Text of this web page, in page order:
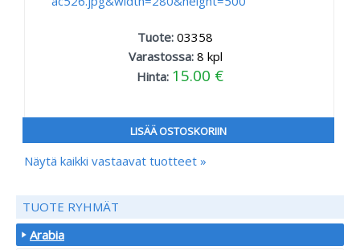
Tuote:03358
Varastossa: 8 kpl
Hinta: 15.00 €
LISÄÄ OSTOSKORIIN
Näytä kaikki vastaavat tuotteet »
TUOTE RYHMÄT
Arabia